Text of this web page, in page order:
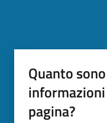
Quanto
pagina?